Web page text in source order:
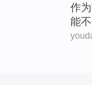
作
能不